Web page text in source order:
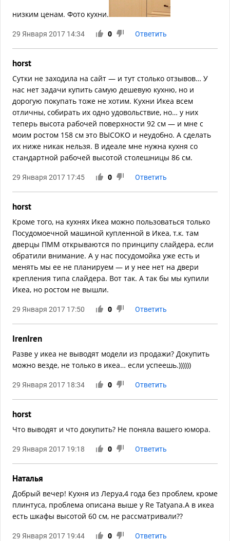
низким ценам. Фото кухни.
29 Января 2017 14:34 0 Ответить
horst
Сутки не заходила на сайт — и тут столько отзывов… У
нас нет задачи купить самую дешевую кухню, но и
дорогую покупать тоже не хотим. Кухни Икеа всем
отличны, собирать их одно удовольствие, но… у них
теперь высота рабочей поверхности 92 см — и мне с
моим ростом 158 см это ВЫСОКО и неудобно. А сделать
их ниже никак нельзя. В идеале мне нужна кухня со
стандартной рабочей высотой столешницы 86 см.
29 Января 2017 17:45 0 Ответить
horst
Кроме того, на кухнях Икеа можно пользоваться только
Посудомоечной машиной купленной в Икеа, т.к. там
дверцы ПММ открываются по принципу слайдера, если
обратили внимание. А у нас посудомойка уже есть и
менять мы ее не планируем — и у нее нет на двери
крепления типа слайдера. Вот так. А так бы мы купили
Икеа, но ростом не вышли.
29 Января 2017 17:50 0 Ответить
IrenIren
Разве у икеа не выводят модели из продажи? Докупить
можно везде, не только в икеа… если успеешь.))))))
29 Января 2017 18:34 0 Ответить
horst
Что выводят и что докупить? Не поняла вашего юмора.
29 Января 2017 19:18 0 Ответить
Наталья
Добрый вечер! Кухня из Леруа,4 года без проблем, кроме
плинтуса, проблема описана выше у Re Tatyana.А в икеа
есть шкафы высотой 60 см, не рассматривали??
29 Января 2017 19:44 0 Ответить